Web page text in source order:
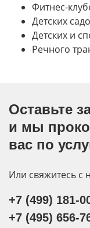
Фитнес-
Детских
Детских и
Речного
Оставьте
и мы
вас по
Или свяжитесь с
+7 (499) 181-
+7 (495) 656-